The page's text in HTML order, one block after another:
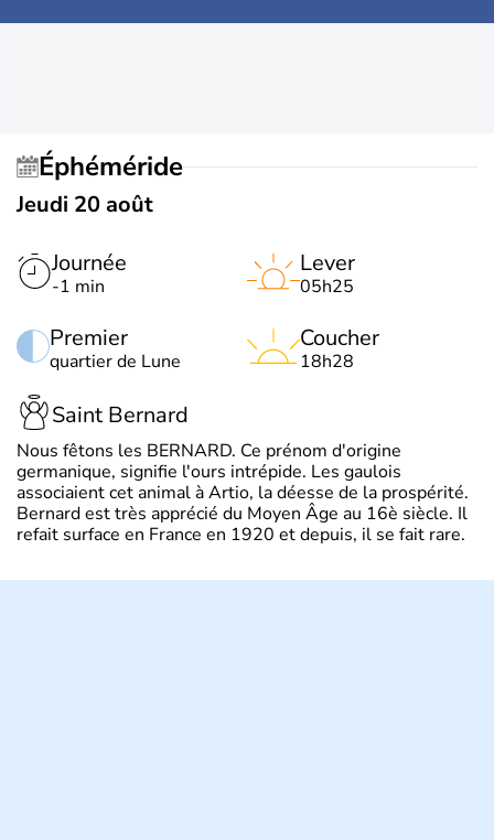
Éphéméride
Jeudi 20 août
Journée
-1 min
Premier
quartier de Lune
Lever
05h25
Coucher
18h28
Saint Bernard
Nous fêtons les BERNARD. Ce prénom d'origine
germanique, signifie l'ours intrépide. Les gaulois
associaient cet animal à Artio, la déesse de la prospérité.
Bernard est très apprécié du Moyen Âge au 16è siècle. Il
refait surface en France en 1920 et depuis, il se fait rare.